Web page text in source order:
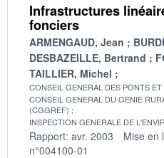
Infrastructures
fonciers
ARMENGAUD, Jean
DESBAZEILLE, Bertrand
TAILLIER, Michel
CONSEIL GENERAL DES PONTS
CONSEIL GENERAL DU GENIE
(CGGREF)
INSPECTION GENERALE DE
Rapport: avr. 2003 Mise en
n°004100-01